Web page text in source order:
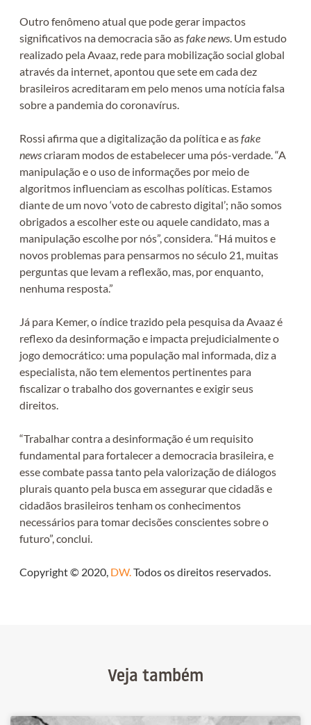
Outro fenômeno atual que pode gerar impactos
significativos na democracia são asfake news . Um estudo
realizado pela Avaaz, rede para mobilização social global
através da internet, apontou que sete em cada dez
brasileiros acreditaram em pelo menos uma notícia falsa
sobre a pandemia do coronavírus.
Rossi afirma que a digitalização da política e asfake
newscriaram modos de estabelecer uma pós-verdade. “A
manipulação e o uso de informações por meio de
algoritmos influenciam as escolhas políticas. Estamos
diante de um novo ‘voto de cabresto digital’; não somos
obrigados a escolher este ou aquele candidato, mas a
manipulação escolhe por nós”, considera. “Há muitos e
novos problemas para pensarmos no século 21, muitas
perguntas que levam a reflexão, mas, por enquanto,
nenhuma resposta.”
Já para Kemer, o índice trazido pela pesquisa da Avaaz é
reflexo da desinformação e impacta prejudicialmente o
jogo democrático: uma população mal informada, diz a
especialista, não tem elementos pertinentes para
fiscalizar o trabalho dos governantes e exigir seus
direitos.
“Trabalhar contra a desinformação é um requisito
fundamental para fortalecer a democracia brasileira, e
esse combate passa tanto pela valorização de diálogos
plurais quanto pela busca em assegurar que cidadãs e
cidadãos brasileiros tenham os conhecimentos
necessários para tomar decisões conscientes sobre o
futuro”, conclui.
Copyright © 2020, DW. Todos os direitos reservados.
Veja também